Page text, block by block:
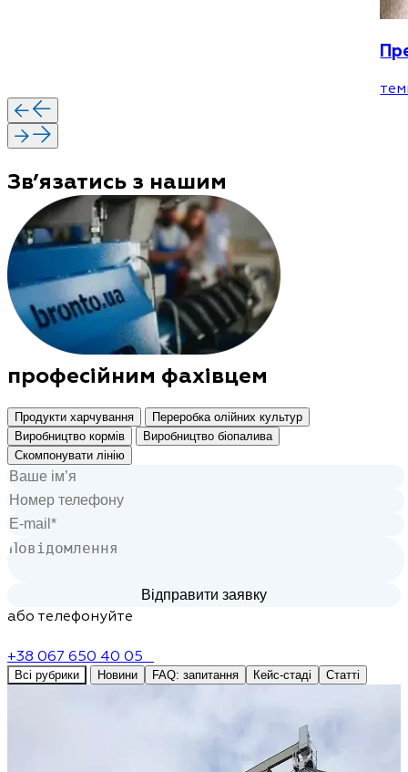
Зв’язатись з нашим
професійним фахівцем
Продукти харчування
Переробка олійних культур
Виробництво кормів
Виробництво біопалива
Скомпонувати лінію
або телефонуйте
+38 067 650 40 05
Всі рубрики Новини FAQ: запитання Кейс-стаді Статті